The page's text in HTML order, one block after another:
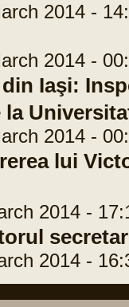
2014 -
2014 -
Iaşi:
2014 -
lui
2014 -
2014 -